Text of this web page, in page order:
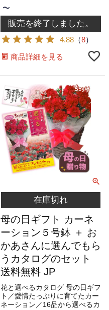
〜
販売を終了しました。
4.88 （8）
商品詳細を見る
在庫切れ
花と選べるカタログ 母の日ギフ
ト／愛情たっぷりに育てたカー
ネーション／16品から選べるカ
母の日ギフト カーネ
ーション５号鉢 ＋ お
かあさんに選んでもら
うカタログのセット
送料無料 JP